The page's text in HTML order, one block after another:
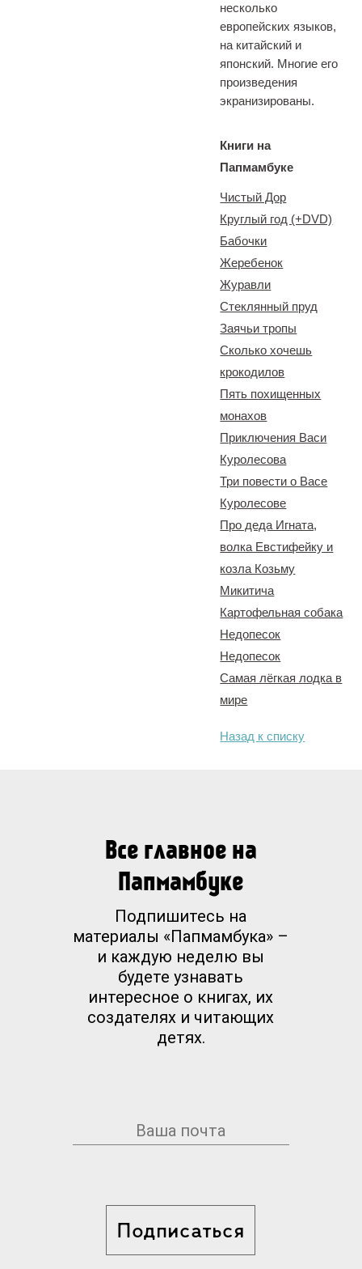
несколько
европейских языков,
на китайский и
японский. Многие его
произведения
экранизированы.
Книги на
Папмамбуке
Чистый Дор
Круглый год (+DVD)
Бабочки
Жеребенок
Журавли
Стеклянный пруд
Заячьи тропы
Сколько хочешь
крокодилов
Пять похищенных
монахов
Приключения Васи
Куролесова
Три повести о Васе
Куролесове
Про деда Игната,
волка Евстифейку и
козла Козьму
Микитича
Картофельная собака
Недопесок
Недопесок
Самая лёгкая лодка в
мире
Назад к списку
Все главное на
Папмамбуке
Подпишитесь на
материалы «Папмамбука» –
и каждую неделю вы
будете узнавать
интересное о книгах, их
создателях и читающих
детях.
Подписаться